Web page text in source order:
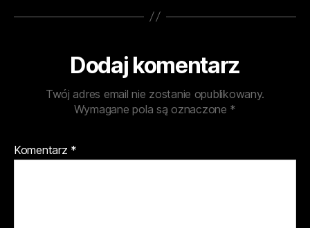
Dodaj komentarz
Twój adres email nie zostanie opublikowany.
Wymagane pola są oznaczone *
Komentarz *